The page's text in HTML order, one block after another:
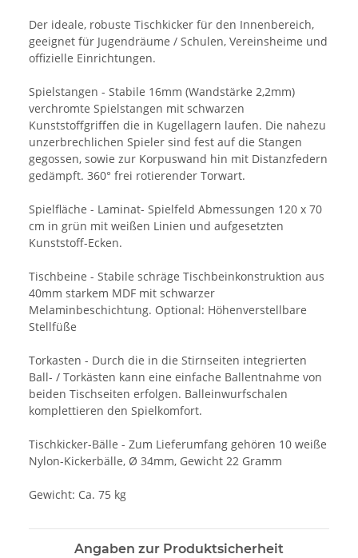
Der ideale, robuste Tischkicker für den Innenbereich,
geeignet für Jugendräume / Schulen, Vereinsheime und
offizielle Einrichtungen.
Spielstangen - Stabile 16mm (Wandstärke 2,2mm)
verchromte Spielstangen mit schwarzen
Kunststoffgriffen die in Kugellagern laufen. Die nahezu
unzerbrechlichen Spieler sind fest auf die Stangen
gegossen, sowie zur Korpuswand hin mit Distanzfedern
gedämpft. 360° frei rotierender Torwart.
Spielfläche - Laminat- Spielfeld Abmessungen 120 x 70
cm in grün mit weißen Linien und aufgesetzten
Kunststoff-Ecken.
Tischbeine - Stabile schräge Tischbeinkonstruktion aus
40mm starkem MDF mit schwarzer
Melaminbeschichtung. Optional: Höhenverstellbare
Stellfüße
Torkasten - Durch die in die Stirnseiten integrierten
Ball- / Torkästen kann eine einfache Ballentnahme von
beiden Tischseiten erfolgen. Balleinwurfschalen
komplettieren den Spielkomfort.
Tischkicker-Bälle - Zum Lieferumfang gehören 10 weiße
Nylon-Kickerbälle, Ø 34mm, Gewicht 22 Gramm
Gewicht: Ca. 75 kg
Angaben zur Produktsicherheit